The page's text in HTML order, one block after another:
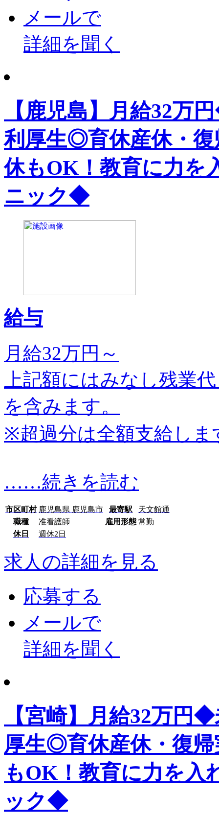
メールで
詳細を聞く
【鹿児島】月給32万
利厚生◎育休産休・
休もOK！教育に力を
ニック◆
給与
月給32万円～
上記額にはみなし残業
を含みます。
※超過分は全額支給しま
……続きを読む
市区町村 鹿児島県 鹿児島市 最寄駅
天文館通
職種
准看護師 雇用形態 常勤
休日
週休2日
求人の詳細を見る
応募する
メールで
詳細を聞く
【宮崎】月給32万円
厚生◎育休産休・復
もOK！教育に力を入
ック◆